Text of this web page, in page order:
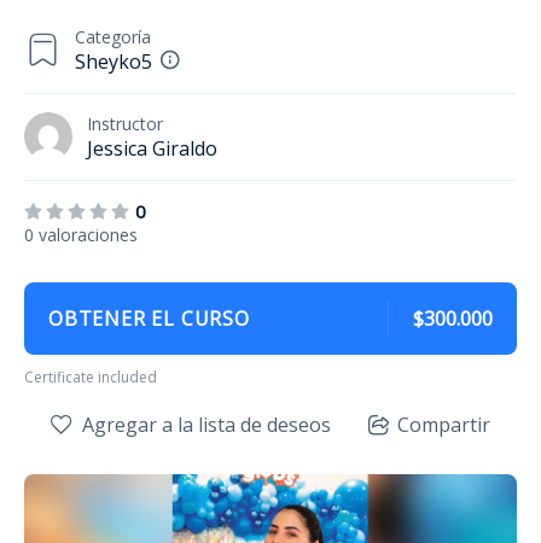
Categoría
Sheyko5
Instructor
Jessica Giraldo
0
0 valoraciones
OBTENER EL CURSO $300.000
Certificate included
Agregar a la lista de deseos Compartir